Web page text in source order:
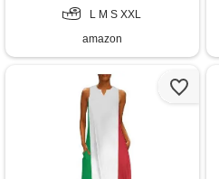
L M S XXL
amazon